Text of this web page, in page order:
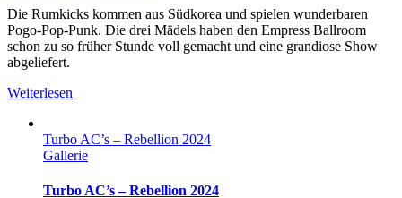
Die Rumkicks kommen aus Südkorea und spielen wunderbaren
Pogo-Pop-Punk. Die drei Mädels haben den Empress Ballroom
schon zu so früher Stunde voll gemacht und eine grandiose Show
abgeliefert.
Weiterlesen
Turbo AC’s – Rebellion 2024
Gallerie
Turbo AC’s – Rebellion 2024